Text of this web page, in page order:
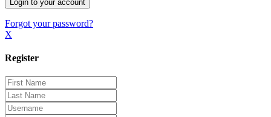
Forgot your password?
X
Register